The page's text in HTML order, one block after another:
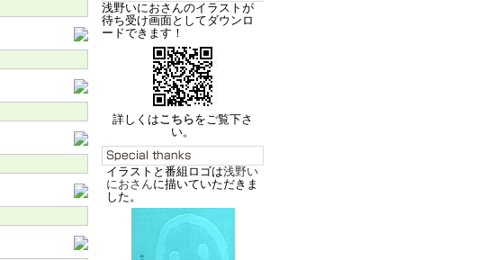
浅野いにおさんのイラストが
待ち受け画面としてダウンロ
ードできます！
詳しくはこちらをご覧下さ
い。
イラストと番組ロゴは浅野い
におさんに描いていただきま
した。